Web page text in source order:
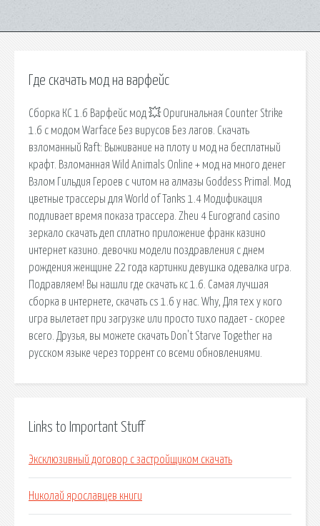
Где скачать мод на варфейс
Сборка КС 1.6 Варфейс мод 💥 Оригинальная Counter Strike
1.6 с модом Warface Без вирусов Без лагов. Скачать
взломанный Raft: Выживание на плоту и мод на бесплатный
крафт. Взломанная Wild Animals Online + мод на много денег
Взлом Гильдия Героев с читом на алмазы Goddess Primal. Мод
цветные трассеры для World of Tanks 1.4 Модификация
подливает время показа трассера. Zheu 4 Eurogrand casino
зеркало скачать деп сплатно приложение франк казино
интернет казино. девочки модели поздравления с днем
рождения женщине 22 года картинки девушка одевалка игра.
Подравляем! Вы нашли где скачать кс 1.6. Самая лучшая
сборка в интернете, скачать cs 1.6 у нас. Why, Для тех у кого
игра вылетает при загрузке или просто тихо падает - скорее
всего. Друзья, вы можете скачать Don't Starve Together на
русском языке через торрент со всеми обновлениями.
Links to Important Stuff
Эксклюзивный договор с застройщиком скачать
Николай ярославцев книги